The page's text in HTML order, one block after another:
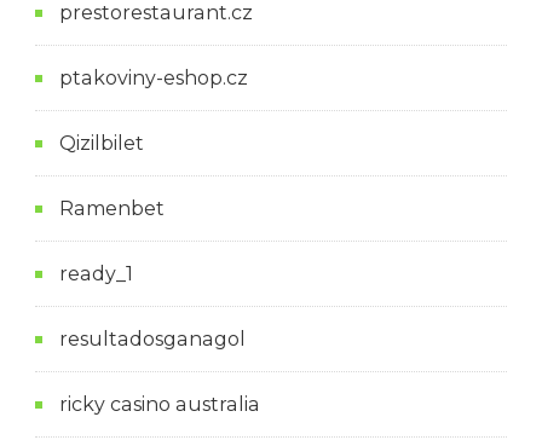
prestorestaurant.cz
ptakoviny-eshop.cz
Qizilbilet
Ramenbet
ready_1
resultadosganagol
ricky casino australia